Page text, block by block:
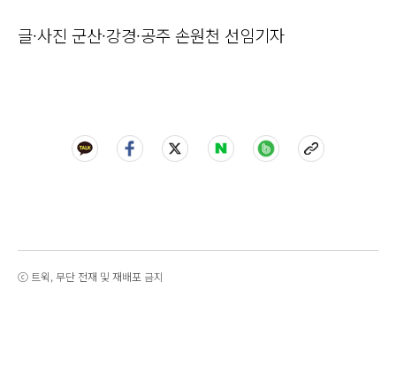
글·사진 군산·강경·공주 손원천 선임기자
ⓒ 트윅, 무단 전재 및 재배포 금지